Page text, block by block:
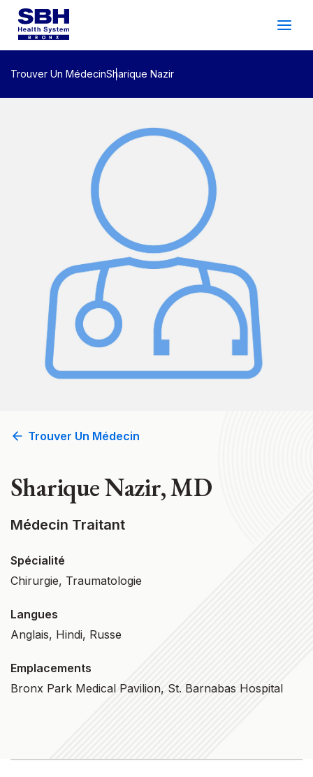
Gala 2026
Emplacements
Recherche
Connexion Du Patient
Services
Les Patients Visiteurs
À Propos De SBH
unMédecin
Rendez-Vous
Trouver Un MédecinSharique Nazir
Trouver Un Médecin
Sharique Nazir, MD
Médecin Traitant
Spécialité
Chirurgie, Traumatologie
Langues
Anglais, Hindi, Russe
Emplacements
Bronx Park Medical Pavilion, St. Barnabas Hospital